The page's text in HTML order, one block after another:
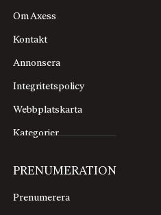
Om Axess
Kontakt
Annonsera
Integritetspolicy
Webbplatskarta
Kategorier
PRENUMERATION
Prenumerera